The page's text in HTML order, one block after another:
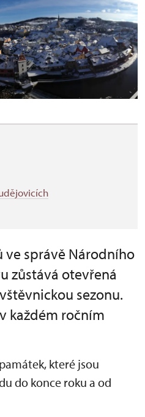
ve správě Národního
zůstává otevřená
sezonu.
každém ročním
které jsou
do konce roku a od